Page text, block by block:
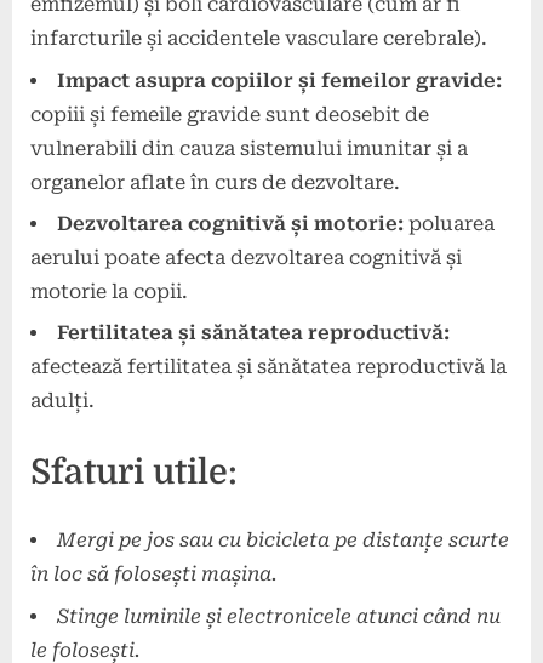
infarcturile și accidentele vasculare cerebrale).
Impact asupra copiilor și femeilor gravide:
copiii și femeile gravide sunt deosebit de
vulnerabili din cauza sistemului imunitar și a
organelor aflate în curs de dezvoltare.
Dezvoltarea cognitivă și motorie: poluarea
aerului poate afecta dezvoltarea cognitivă și
motorie la copii.
Fertilitatea și sănătatea reproductivă:
afectează fertilitatea și sănătatea reproductivă la
adulți.
Sfaturi utile:
Mergi pe jos sau cu bicicleta pe distanțe scurte
în loc să folosești mașina.
Stinge luminile și electronicele atunci când nu
le folosești.